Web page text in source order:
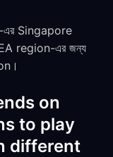
এর Singapore
region-এর জন্য
on
to play
different